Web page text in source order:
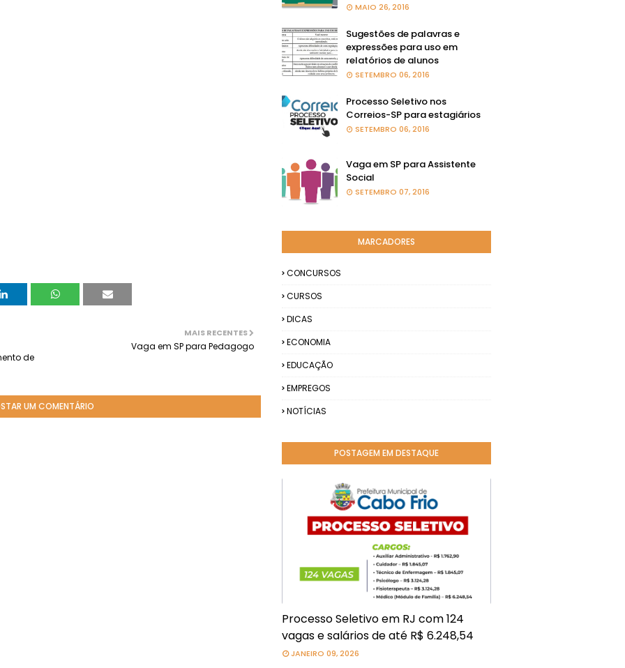
MAIS RECENTES
Vaga em SP para Pedagogo
de
UM COMENTÁRIO
MAIO 26, 2016
Sugestões de palavras e
expressões para uso em
relatórios de alunos
SETEMBRO 06, 2016
Processo Seletivo nos
Correios-SP para estagiários
SETEMBRO 06, 2016
Vaga em SP para Assistente
Social
SETEMBRO 07, 2016
MARCADORES
CONCURSOS
CURSOS
DICAS
ECONOMIA
EDUCAÇÃO
EMPREGOS
NOTÍCIAS
POSTAGEM EM DESTAQUE
Processo Seletivo em RJ com 124
vagas e salários de até R$ 6.248,54
JANEIRO 09, 2026